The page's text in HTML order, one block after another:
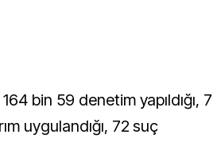
164 bin 59 denetim yapıldığı, 7
uygulandığı, 72 suç